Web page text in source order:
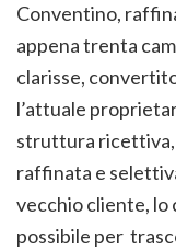
Conventino,
appena trenta
clarisse,
l’attuale
struttura
raffinata e
vecchio cliente, lo
possibile per